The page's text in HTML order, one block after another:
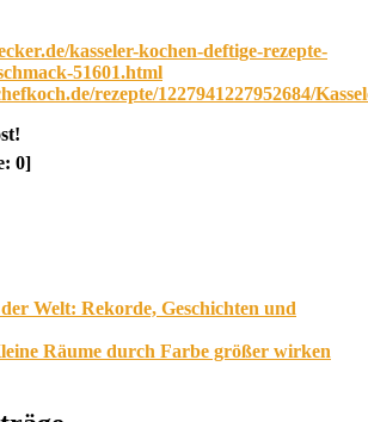
kasseler-kochen-deftige-rezepte-
51601.html
rezepte/1227941227952684/
0]
Welt: Rekorde, Geschichten und
Räume durch Farbe größer wirken